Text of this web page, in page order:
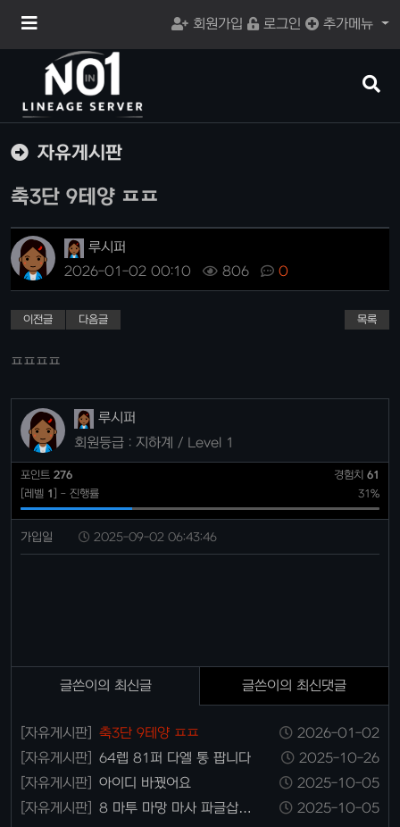
메
회원가입 로그인 추가메뉴
검
버
자유게시판
축3단 9테양 ㅍㅍ
루시퍼
2026-01-02 00:10
806 0
이전글 다음글 목록
ㅍㅍㅍㅍ
루시퍼
회원등급 : 지하계 / Level 1
포인트 276 경험치 61
[레벨 1] - 진행률 31%
가입일 2025-09-02 06:43:46
글쓴이의 최신글 글쓴이의 최신댓글
[자유게시판] 축3단 9테양 ㅍㅍ
2026-01-02
[자유게시판]
64렙 81퍼 다엘 통 팝니다
2025-10-26
[자유게시판]
아이디 바꿨어요
2025-10-05
[자유게시판]
8 마투 마망 마사 파글삽니
2025-10-05